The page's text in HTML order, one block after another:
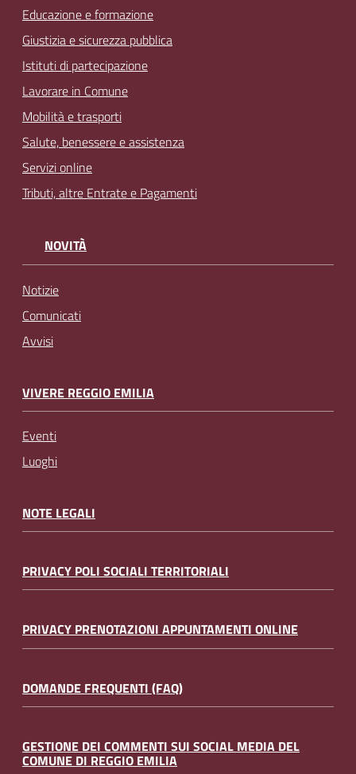
Educazione e formazione
Giustizia e sicurezza pubblica
Istituti di partecipazione
Lavorare in Comune
Mobilità e trasporti
Salute, benessere e assistenza
Servizi online
Tributi, altre Entrate e Pagamenti
NOVITÀ
Notizie
Comunicati
Avvisi
VIVERE REGGIO EMILIA
Eventi
Luoghi
NOTE LEGALI
PRIVACY POLI SOCIALI TERRITORIALI
PRIVACY PRENOTAZIONI APPUNTAMENTI ONLINE
DOMANDE FREQUENTI (FAQ)
GESTIONE DEI COMMENTI SUI SOCIAL MEDIA DEL
COMUNE DI REGGIO EMILIA